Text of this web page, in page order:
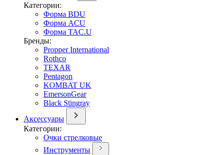
Категории:
Форма BDU
Форма ACU
Форма TAC.U
Бренды:
Propper International
Rothco
TEXAR
Pentagon
KOMBAT UK
EmersonGear
Black Stingray
Аксессуары
Категории:
Очки стрелковые
Инструменты